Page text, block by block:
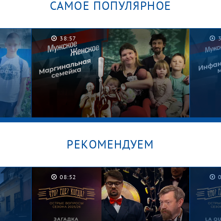
САМОЕ ПОПУЛЯРНОЕ
38:57
Графские развалины. Мужское /
Женское
РЕКОМЕНДУЕМ
08:52